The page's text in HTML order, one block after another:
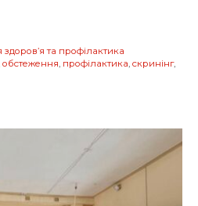
та профілактика
обстеження, профілактика, скринінг,